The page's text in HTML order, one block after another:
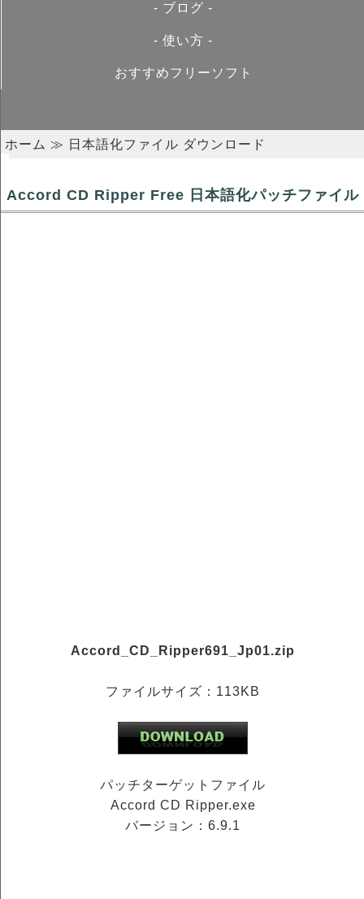
- ブログ -
- 使い方 -
おすすめフリーソフト
ホーム ≫ 日本語化ファイル ダウンロード
Accord CD Ripper Free 日本語化パッチファイル
Accord_CD_Ripper691_Jp01.zip
ファイルサイズ：113KB
パッチターゲットファイル
Accord CD Ripper.exe
バージョン：6.9.1